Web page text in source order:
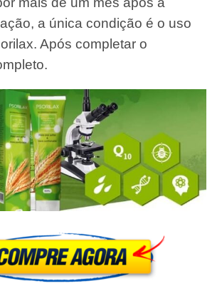
a única condição é o uso
Após completar o